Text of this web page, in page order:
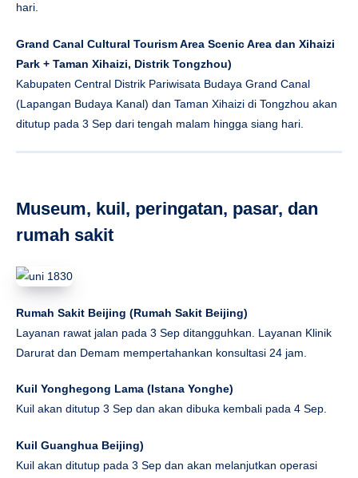
hari.
Grand Canal Cultural Tourism Area Scenic Area dan Xihaizi
Park + Taman Xihaizi, Distrik Tongzhou)
Kabupaten Central Distrik Pariwisata Budaya Grand Canal
(Lapangan Budaya Kanal) dan Taman Xihaizi di Tongzhou akan
ditutup pada 3 Sep dari tengah malam hingga siang hari.
Museum, kuil, peringatan, pasar, dan
rumah sakit
Rumah Sakit Beijing (Rumah Sakit Beijing)
Layanan rawat jalan pada 3 Sep ditangguhkan. Layanan Klinik
Darurat dan Demam mempertahankan konsultasi 24 jam.
Kuil Yonghegong Lama (Istana Yonghe)
Kuil akan ditutup 3 Sep dan akan dibuka kembali pada 4 Sep.
Kuil Guanghua Beijing)
Kuil akan ditutup pada 3 Sep dan akan melanjutkan operasi